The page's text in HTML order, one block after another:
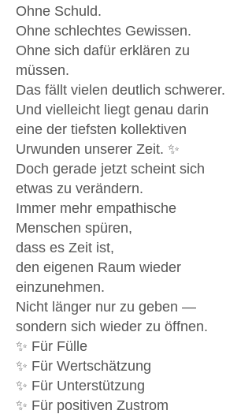
Ohne Schuld.
Ohne schlechtes Gewissen.
Ohne sich dafür erklären zu
müssen.
Das fällt vielen deutlich schwerer.
Und vielleicht liegt genau darin
eine der tiefsten kollektiven
Urwunden unserer Zeit. ✨
Doch gerade jetzt scheint sich
etwas zu verändern.
Immer mehr empathische
Menschen spüren,
dass es Zeit ist,
den eigenen Raum wieder
einzunehmen.
Nicht länger nur zu geben —
sondern sich wieder zu öffnen.
✨ Für Fülle
✨ Für Wertschätzung
✨ Für Unterstützung
✨ Für positiven Zustrom